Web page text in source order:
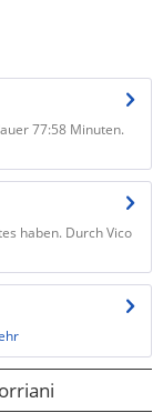
77:58 Minuten.
haben. Durch Vico